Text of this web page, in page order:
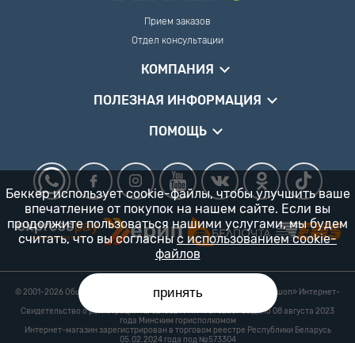
Прием заказов
Отдел консультации
КОМПАНИЯ
ПОЛЕЗНАЯ ИНФОРМАЦИЯ
ПОМОЩЬ
© 2001-2026 Общество с ограниченной ответственностью «Гарденшоп» Интернет-
магазин «БЕККЕР™» 24/7
Свидетельство о регистрации № 0218821 УНП 193702687 выдано 08 августа 2023
года Минским горисполкомом
Интернет-магазин зарегистрирован в торговом реестре Республики Беларусь
05.02.2024 года под №573304
Беккер использует cookie-файлы, чтобы улучшить ваше
впечатление от покупок на нашем сайте. Если вы
продолжите пользоваться нашими услугами, мы будем
считать, что вы согласны с использованием cookie-
файлов
принять